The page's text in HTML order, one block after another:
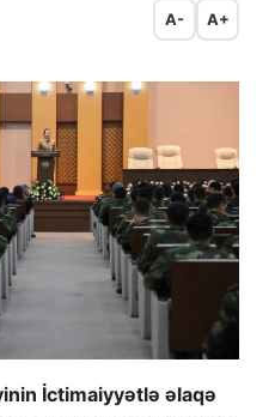
A- A+
İctimaiyyətlə əlaqə